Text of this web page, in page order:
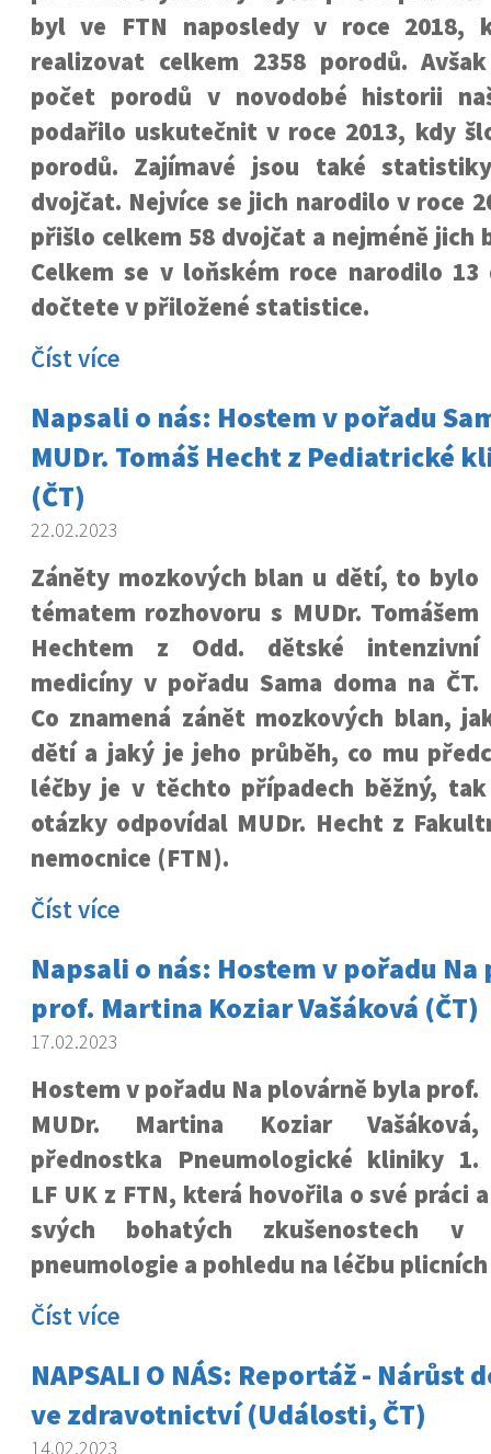
byl ve FTN naposledy v roce 2018,
realizovat celkem 2358 porodů.
počet porodů v novodobé historii
podařilo uskutečnit v roce 2013, kdy
porodů. Zajímavé jsou také
dvojčat. Nejvíce se jich narodilo v roce
přišlo celkem 58 dvojčat a nejméně jich
Celkem se v loňském roce narodilo 13
dočtete v přiložené statistice.
Číst více
Napsali o nás: Hostem v pořadu
MUDr. Tomáš Hecht z Pediatrické
(ČT)
22.02.2023
Záněty mozkových blan u dětí, to bylo
tématem rozhovoru s MUDr. Tomášem
Hechtem z Odd. dětské intenzivní
medicíny v pořadu Sama doma na ČT.
Co znamená zánět mozkových blan,
dětí a jaký je jeho průběh, co mu
léčby je v těchto případech běžný,
otázky odpovídal MUDr. Hecht z
nemocnice (FTN).
Číst více
Napsali o nás: Hostem v pořadu Na
prof. Martina Koziar Vašáková (ČT)
17.02.2023
Hostem v pořadu Na plovárně byla prof.
MUDr. Martina Koziar Vašáková,
přednostka Pneumologické kliniky 1.
LF UK z FTN, která hovořila o své práci
svých bohatých zkušenostech v
pneumologie a pohledu na léčbu
Číst více
NAPSALI O NÁS: Reportáž -
ve zdravotnictví (Události, ČT)
14.02.2023